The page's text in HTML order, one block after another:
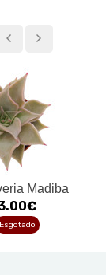
Madiba
Esgotado